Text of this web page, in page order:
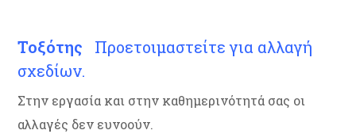
Τοξότης Προετοιμαστείτε για αλλαγή
σχεδίων.
Στην εργασία και στην καθημερινότητά σας οι
αλλαγές δεν ευνοούν.